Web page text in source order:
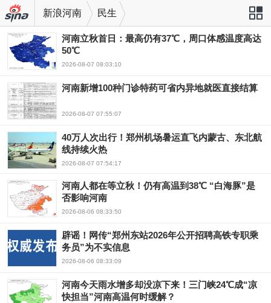
新浪河南 民生
站导航
河南立秋首日：最高仍有37℃，周口体感温度高达
50℃
2026-08-07 08:03:10
河南新增100种门诊特药可省内异地就医直接结算
2026-08-07 07:55:07
40万人次出行！郑州机场暑运直飞内蒙古、东北航
线持续火热
2026-08-07 07:54:17
河南人都在等立秋！仍有高温到38℃ “白海豚”是
否影响河南
2026-08-06 08:33:50
辟谣！网传“郑州东站2026年公开招聘高铁专职乘
务员”为不实信息
2026-08-06 08:33:09
河南今天雨水增多却没凉下来！三门峡24℃成“凉
快担当”河南高温何时缓解？